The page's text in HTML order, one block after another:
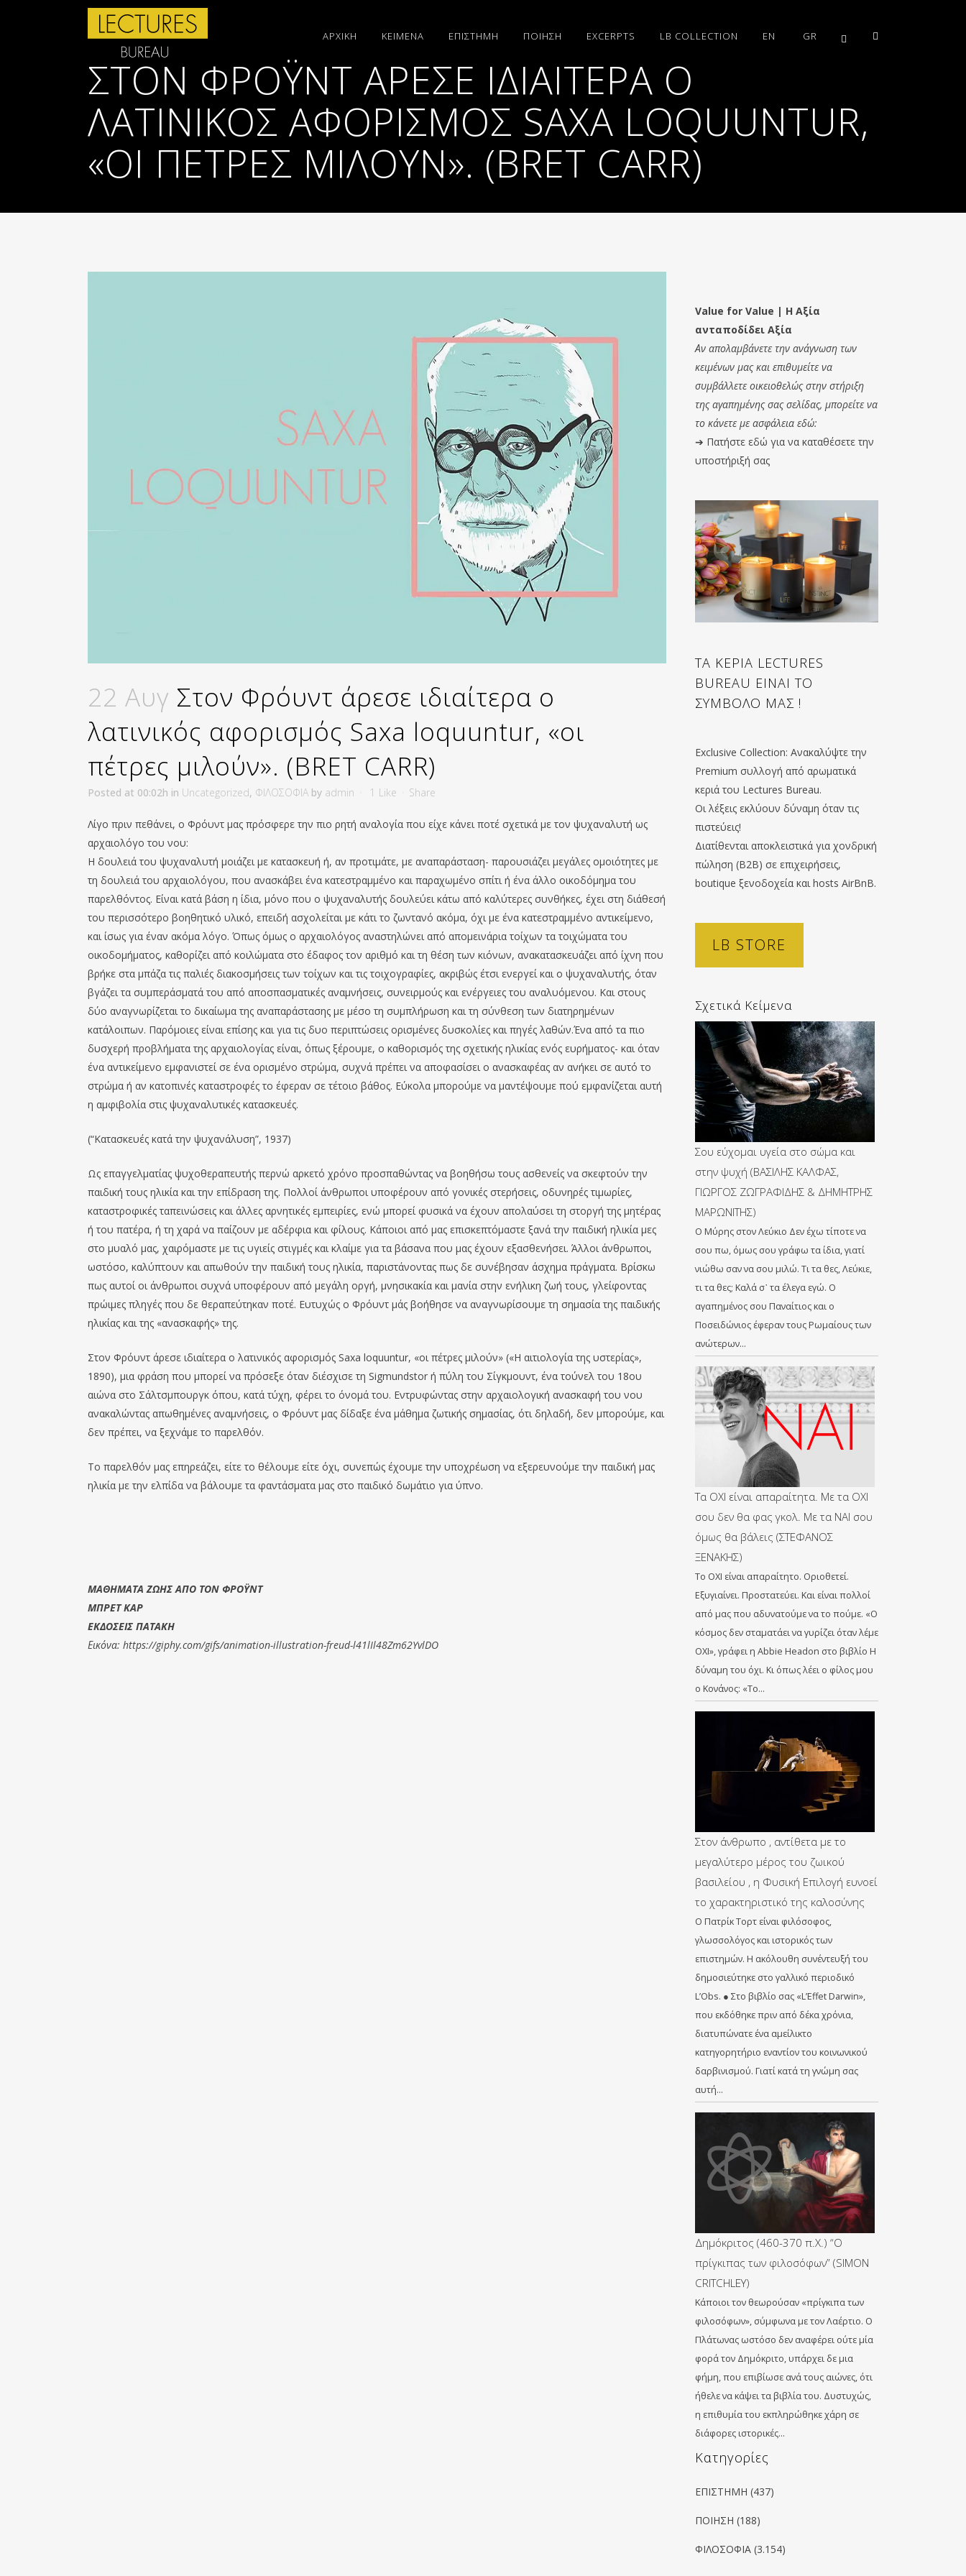
ΑΡΧΙΚΗ ΚΕΙΜΕΝΑ ΕΠΙΣΤΗΜΗ ΠΟΙΗΣΗ EXCERPTS LB COLLECTION EN GR
ΣΤΟΝ ΦΡΌΥΝΤ ΆΡΕΣΕ ΙΔΙΑΊΤΕΡΑ Ο
ΛΑΤΙΝΙΚΌΣ ΑΦΟΡΙΣΜΌΣ SAXA LOQUUNTUR,
«ΟΙ ΠΈΤΡΕΣ ΜΙΛΟΎΝ». (BRET CARR)
22 Αυγ Στον Φρόυντ άρεσε ιδιαίτερα ο
λατινικός αφορισμός Saxa loquuntur, «οι
πέτρες μιλούν». (BRET CARR)
Posted at 00:02h in Uncategorized, ΦΙΛΟΣΟΦΙΑ by admin 1 Like Share
Λίγο πριν πεθάνει, ο Φρόυντ μας πρόσφερε την πιο ρητή αναλογία που είχε κάνει ποτέ σχετικά με τον ψυχαναλυτή ως
αρχαιολόγο του νου:
Η δουλειά του ψυχαναλυτή μοιάζει με κατασκευή ή, αν προτιμάτε, με αναπαράσταση- παρουσιάζει μεγάλες ομοιότητες με
τη δουλειά του αρχαιολόγου, που ανασκάβει ένα κατεστραμμένο και παραχωμένο σπίτι ή ένα άλλο οικοδόμημα του
παρελθόντος. Είναι κατά βάση η ίδια, μόνο που ο ψυχαναλυτής δουλεύει κάτω από καλύτερες συνθήκες, έχει στη διάθεσή
του περισσότερο βοηθητικό υλικό, επειδή ασχολείται με κάτι το ζωντανό ακόμα, όχι με ένα κατεστραμμένο αντικείμενο,
και ίσως για έναν ακόμα λόγο. Όπως όμως ο αρχαιολόγος αναστηλώνει από απομεινάρια τοίχων τα τοιχώματα του
οικοδομήματος, καθορίζει από κοιλώματα στο έδαφος τον αριθμό και τη θέση των κιόνων, ανακατασκευάζει από ίχνη που
βρήκε στα μπάζα τις παλιές διακοσμήσεις των τοίχων και τις τοιχογραφίες, ακριβώς έτσι ενεργεί και ο ψυχαναλυτής, όταν
βγάζει τα συμπεράσματά του από αποσπασματικές αναμνήσεις, συνειρμούς και ενέργειες του αναλυόμενου. Και στους
δύο αναγνωρίζεται το δικαίωμα της αναπαράστασης με μέσο τη συμπλήρωση και τη σύνθεση των διατηρημένων
κατάλοιπων. Παρόμοιες είναι επίσης και για τις δυο περιπτώσεις ορισμένες δυσκολίες και πηγές λαθών.Ένα από τα πιο
δυσχερή προβλήματα της αρχαιολογίας είναι, όπως ξέρουμε, ο καθορισμός της σχετικής ηλικίας ενός ευρήματος- και όταν
ένα αντικείμενο εμφανιστεί σε ένα ορισμένο στρώμα, συχνά πρέπει να αποφασίσει ο ανασκαφέας αν ανήκει σε αυτό το
στρώμα ή αν κατοπινές καταστροφές το έφεραν σε τέτοιο βάθος. Εύκολα μπορούμε να μαντέψουμε πού εμφανίζεται αυτή
η αμφιβολία στις ψυχαναλυτικές κατασκευές.
(“Κατασκευές κατά την ψυχανάλυση”, 1937)
Ως επαγγελματίας ψυχοθεραπευτής περνώ αρκετό χρόνο προσπαθώντας να βοηθήσω τους ασθενείς να σκεφτούν την
παιδική τους ηλικία και την επίδραση της. Πολλοί άνθρωποι υποφέρουν από γονικές στερήσεις, οδυνηρές τιμωρίες,
καταστροφικές ταπεινώσεις και άλλες αρνητικές εμπειρίες, ενώ μπορεί φυσικά να έχουν απολαύσει τη στοργή της μητέρας
ή του πατέρα, ή τη χαρά να παίζουν με αδέρφια και φίλους. Κάποιοι από μας επισκεπτόμαστε ξανά την παιδική ηλικία μες
στο μυαλό μας, χαιρόμαστε με τις υγιείς στιγμές και κλαίμε για τα βάσανα που μας έχουν εξασθενήσει. Άλλοι άνθρωποι,
ωστόσο, καλύπτουν και απωθούν την παιδική τους ηλικία, παριστάνοντας πως δε συνέβησαν άσχημα πράγματα. Βρίσκω
πως αυτοί οι άνθρωποι συχνά υποφέρουν από μεγάλη οργή, μνησικακία και μανία στην ενήλικη ζωή τους, γλείφοντας
πρώιμες πληγές που δε θεραπεύτηκαν ποτέ. Ευτυχώς ο Φρόυντ μάς βοήθησε να αναγνωρίσουμε τη σημασία της παιδικής
ηλικίας και της «ανασκαφής» της.
Στον Φρόυντ άρεσε ιδιαίτερα ο λατινικός αφορισμός Saxa loquuntur, «οι πέτρες μιλούν» («Η αιτιολογία της υστερίας»,
1890), μια φράση που μπορεί να πρόσεξε όταν διέσχισε τη Sigmundstor ή πύλη του Σίγκμουντ, ένα τούνελ του 18ου
αιώνα στο Σάλτσμπουργκ όπου, κατά τύχη, φέρει το όνομά του. Εντρυφώντας στην αρχαιολογική ανασκαφή του νου
ανακαλώντας απωθημένες αναμνήσεις, ο Φρόυντ μας δίδαξε ένα μάθημα ζωτικής σημασίας, ότι δηλαδή, δεν μπορούμε, και
δεν πρέπει, να ξεχνάμε το παρελθόν.
Το παρελθόν μας επηρεάζει, είτε το θέλουμε είτε όχι, συνεπώς έχουμε την υποχρέωση να εξερευνούμε την παιδική μας
ηλικία με την ελπίδα να βάλουμε τα φαντάσματα μας στο παιδικό δωμάτιο για ύπνο.
ΜΑΘΗΜΑΤΑ ΖΩΗΣ ΑΠΟ ΤΟΝ ΦΡΟΫΝΤ
ΜΠΡΕΤ ΚΑΡ
ΕΚΔΟΣΕΙΣ ΠΑΤΑΚΗ
Εικόνα: https://giphy.com/gifs/animation-illustration-freud-l41lIl48Zm62YvlDO
Value for Value | Η Αξία
ανταποδίδει Αξία
Αν απολαμβάνετε την ανάγνωση των
κειμένων μας και επιθυμείτε να
συμβάλλετε οικειοθελώς στην στήριξη
της αγαπημένης σας σελίδας, μπορείτε να
το κάνετε με ασφάλεια εδώ:
➔ Πατήστε εδώ για να καταθέσετε την
υποστήριξή σας
ΤΑ ΚΕΡΙΑ LECTURES
BUREAU ΕΙΝΑΙ ΤΟ
ΣΥΜΒΟΛΟ ΜΑΣ !
Exclusive Collection: Ανακαλύψτε την
Premium συλλογή από αρωματικά
κεριά του Lectures Bureau.
Οι λέξεις εκλύουν δύναμη όταν τις
πιστεύεις!
Διατίθενται αποκλειστικά για χονδρική
πώληση (B2B) σε επιχειρήσεις,
boutique ξενοδοχεία και hosts AirBnB.
LB STORE
Σχετικά Κείμενα
Σου εύχομαι υγεία στο σώμα και
στην ψυχή (ΒΑΣΙΛΗΣ ΚΑΛΦΑΣ,
ΓΙΩΡΓΟΣ ΖΩΓΡΑΦΙΔΗΣ & ΔΗΜΗΤΡΗΣ
ΜΑΡΩΝΙΤΗΣ)
Ο Μύρης στον Λεύκιο Δεν έχω τίποτε να
σου πω, όμως σου γράφω τα ίδια, γιατί
νιώθω σαν να σου μιλώ. Τι τα θες, Λεύκιε,
τι τα θες; Καλά σ᾽ τα έλεγα εγώ. Ο
αγαπημένος σου Παναίτιος και ο
Ποσειδώνιος έφεραν τους Ρωμαίους των
ανώτερων…
Τα ΟΧΙ είναι απαραίτητα. Με τα ΟΧΙ
σου δεν θα φας γκολ. Με τα ΝΑΙ σου
όμως θα βάλεις (ΣΤΕΦΑΝΟΣ
ΞΕΝΑΚΗΣ)
Το ΟΧΙ είναι απαραίτητο. Οριοθετεί.
Εξυγιαίνει. Προστατεύει. Και είναι πολλοί
από μας που αδυνατούμε να το πούμε. «Ο
κόσμος δεν σταματάει να γυρίζει όταν λέμε
ΟΧΙ», γράφει η Abbie Headon στο βιβλίο Η
δύναμη του όχι. Κι όπως λέει ο φίλος μου
ο Κονάνος: «Το…
Στον άνθρωπο , αντίθετα με το
μεγαλύτερο μέρος του ζωικού
βασιλείου , η Φυσική Επιλογή ευνοεί
το χαρακτηριστικό της καλοσύνης
Ο Πατρίκ Τορτ είναι φιλόσοφος,
γλωσσολόγος και ιστορικός των
επιστημών. Η ακόλουθη συνέντευξή του
δημοσιεύτηκε στο γαλλικό περιοδικό
L’Obs. ● Στο βιβλίο σας «L’Effet Darwin»,
που εκδόθηκε πριν από δέκα χρόνια,
διατυπώνατε ένα αμείλικτο
κατηγορητήριο εναντίον του κοινωνικού
δαρβινισμού. Γιατί κατά τη γνώμη σας
αυτή…
Δημόκριτος (460-370 π.Χ.) “Ο
πρίγκιπας των φιλοσόφων” (SIMON
CRITCHLEY)
Κάποιοι τον θεωρούσαν «πρίγκιπα των
φιλοσόφων», σύμφωνα με τον Λαέρτιο. Ο
Πλάτωνας ωστόσο δεν αναφέρει ούτε μία
φορά τον Δημόκριτο, υπάρχει δε μια
φήμη, που επιβίωσε ανά τους αιώνες, ότι
ήθελε να κάψει τα βιβλία του. Δυστυχώς,
η επιθυμία του εκπληρώθηκε χάρη σε
διάφορες ιστορικές…
Kατηγορίες
ΕΠΙΣΤΗΜΗ (437)
ΠΟΙΗΣΗ (188)
ΦΙΛΟΣΟΦΙΑ (3.154)